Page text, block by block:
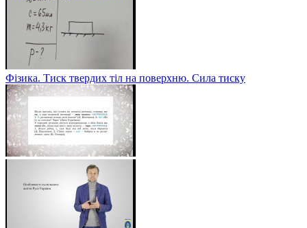
Фізика. Тиск твердих тіл на поверхню. Сила тиску